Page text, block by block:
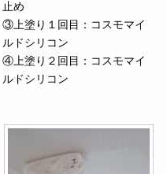
止め
③上塗り１回目：コスモマイ
ルドシリコン
④上塗り２回目：コスモマイ
ルドシリコン